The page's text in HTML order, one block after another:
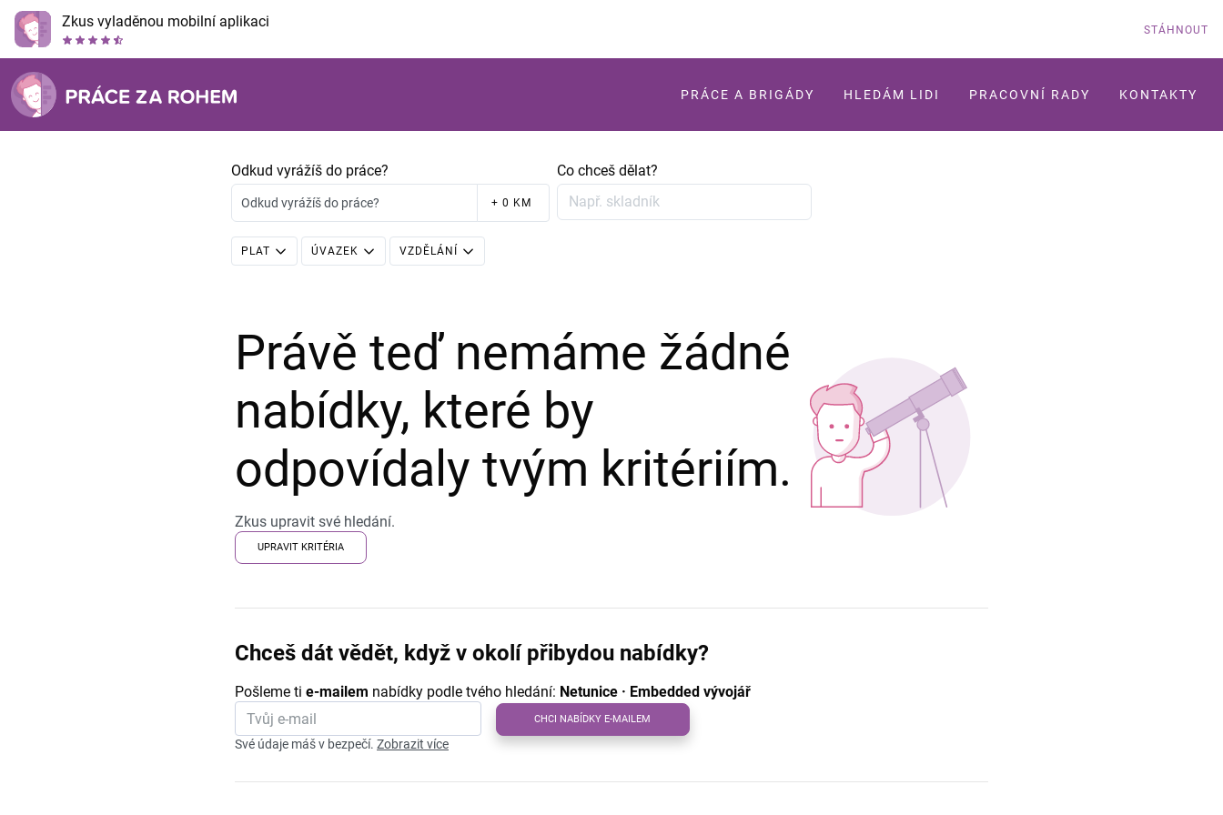
Zkus vyladěnou mobilní aplikaci STÁHNOUT
PRÁCE A BRIGÁDY HLEDÁM LIDI PRACOVNÍ RADY KONTAKTY
Odkud vyrážíš do práce?
Odkud vyrážíš do práce? + 0 KM
Co chceš dělat?
PLAT ÚVAZEK VZDĚLÁNÍ
Právě teď nemáme žádné
nabídky, které by
odpovídaly tvým kritériím.
Zkus upravit své hledání.
UPRAVIT KRITÉRIA
Chceš dát vědět, když v okolí přibydou nabídky?
Pošleme ti e-mailem nabídky podle tvého hledání: Netunice · Embedded vývojář
CHCI NABÍDKY E-MAILEM
Své údaje máš v bezpečí. Zobrazit více